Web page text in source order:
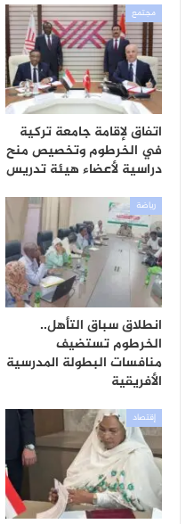
مجتمع
اتفاق لإقامة جامعة تركية
في الخرطوم وتخصيص منح
دراسية لأعضاء هيئة تدريس
رياضة
انطلاق سباق التأهل..
الخرطوم تستضيف
منافسات البطولة المدرسية
الأفريقية
إقتصاد